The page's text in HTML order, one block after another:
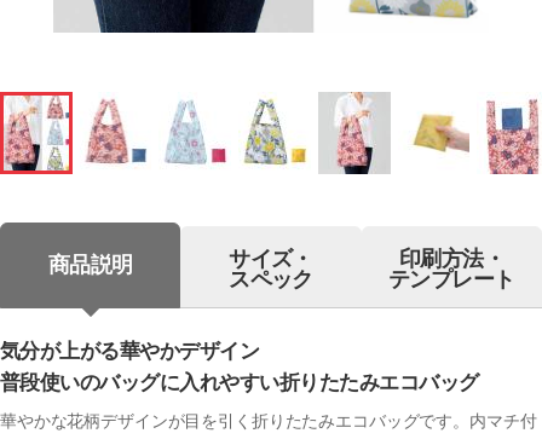
商品説明 サイズ・
スペック
印刷方法・
テンプレート
気分が上がる華やかデザイン
普段使いのバッグに入れやすい折りたたみエコバッグ
華やかな花柄デザインが目を引く折りたたみエコバッグです。内マチ付